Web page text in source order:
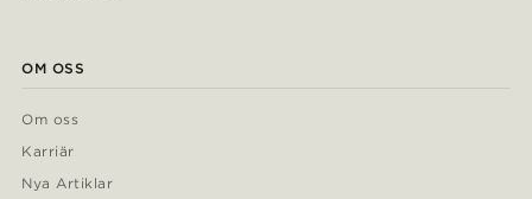
OM OSS
Om oss
Karriär
Nya Artiklar